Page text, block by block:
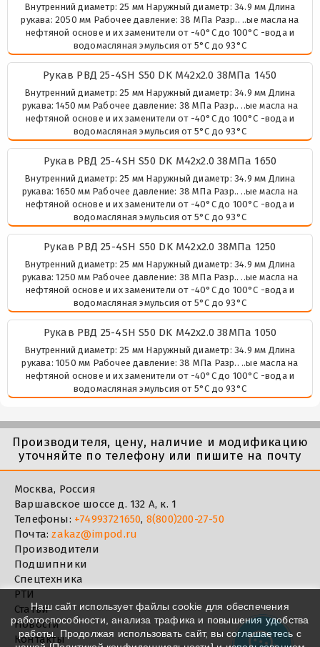
Внутренний диаметр: 25 мм Наружный диаметр: 34.9 мм Длина
рукава: 2050 мм Рабочее давление: 38 МПа Разр.. ..ые масла на
нефтяной основе и их заменители от -40°C до 100°C -вода и
водомасляная эмульсия от 5°C до 93°C
Рукав РВД 25-4SH S50 DK М42х2.0 38МПа 1450
Внутренний диаметр: 25 мм Наружный диаметр: 34.9 мм Длина
рукава: 1450 мм Рабочее давление: 38 МПа Разр.. ..ые масла на
нефтяной основе и их заменители от -40°C до 100°C -вода и
водомасляная эмульсия от 5°C до 93°C
Рукав РВД 25-4SH S50 DK М42х2.0 38МПа 1650
Внутренний диаметр: 25 мм Наружный диаметр: 34.9 мм Длина
рукава: 1650 мм Рабочее давление: 38 МПа Разр.. ..ые масла на
нефтяной основе и их заменители от -40°C до 100°C -вода и
водомасляная эмульсия от 5°C до 93°C
Рукав РВД 25-4SH S50 DK М42х2.0 38МПа 1250
Внутренний диаметр: 25 мм Наружный диаметр: 34.9 мм Длина
рукава: 1250 мм Рабочее давление: 38 МПа Разр.. ..ые масла на
нефтяной основе и их заменители от -40°C до 100°C -вода и
водомасляная эмульсия от 5°C до 93°C
Рукав РВД 25-4SH S50 DK М42х2.0 38МПа 1050
Внутренний диаметр: 25 мм Наружный диаметр: 34.9 мм Длина
рукава: 1050 мм Рабочее давление: 38 МПа Разр.. ..ые масла на
нефтяной основе и их заменители от -40°C до 100°C -вода и
водомасляная эмульсия от 5°C до 93°C
Производителя, цену, наличие и модификацию
уточняйте по телефону или пишите на почту
Москва, Россия
Варшавское шоссе д. 132 А, к. 1
Телефоны: +74993721650, 8(800)200-27-50
Почта:zakaz@impod.ru
Производители
Подшипники
Спецтехника
РТИ
Статьи
Новости
Контакты
Наш сайт использует файлы cookie для обеспечения
работоспособности, анализа трафика и повышения удобства
работы. Продолжая использовать сайт, вы соглашаетесь с